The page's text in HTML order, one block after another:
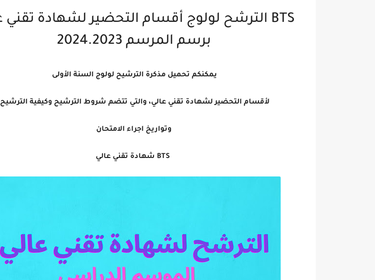
BTS الترشح لولوج أقسام التحضير لشهادة تقني عالي
برسم المرسم 2024.2023
يمكنكم تحميل مذكرة الترشيح لولوج السنة الأولى
لأقسام التحضير لشهادة تقني عالي، والتي تتضم شروط الترشيح وكيفية الترشيح
وتواريخ اجراء الامتحان